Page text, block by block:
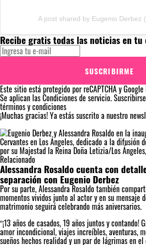
A post shared by Eugenio Derbez
Recibe gratis todas las noticias en tu
SUSCRIBIRME
Este sitio está protegido por reCAPTCHA y Google
Se aplican lasCondiciones de servicio.
términos y condiciones
¡Muchas gracias!Ya estás suscrito a nuestro
Relacionado
Alessandra Rosaldo cuenta con
separación con Eugenio Derbez
Por su parte, Alessandra Rosaldo también
momentos vividos junto al actor y en su mensaje
matrimonio seguirá celebrando más aniversarios.
“¡13 años de casados, 19 años juntos y contando!
amor incondicional, viajes increíbles, aventuras,
sueños hechos realidad y un par de lágrimas en